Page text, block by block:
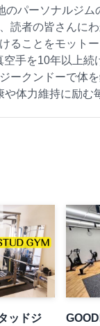
のパーソナルジム
読者の皆さんに
ることをモットー
空手を10年以上続
ークンドーで体
や体力維持に励む
ッドジ